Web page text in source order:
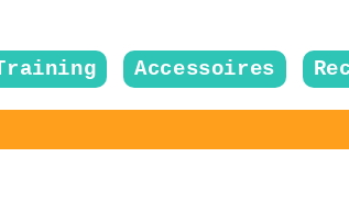
Accessoires